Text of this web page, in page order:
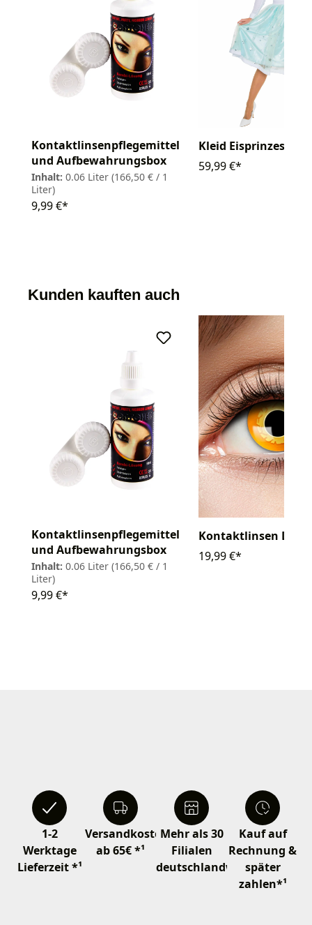
Kontaktlinsenpflegemittel
und Aufbewahrungsbox
Inhalt: 0.06 Liter (166,50 € / 1
Liter)
9,99 €*
Kleid Eisprinzessin
59,99 €*
Kunden kauften auch
Kontaktlinsenpflegemittel
und Aufbewahrungsbox
Inhalt: 0.06 Liter (166,50 € / 1
Liter)
9,99 €*
Kontaktlinsen
19,99 €*
1-2
Werktage
Lieferzeit *¹
Versandkostenfrei
ab 65€ *¹
Mehr als 30
Filialen
deutschlandweit
Kauf auf
Rechnung &
später
zahlen*¹